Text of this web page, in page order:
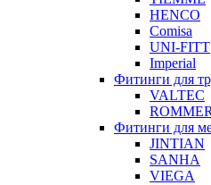
HENCO
Comisa
UNI-FITT
Imperial
Фитинги для
VALTEC
ROMMER
Фитинги для
JINTIAN
SANHA
VIEGA